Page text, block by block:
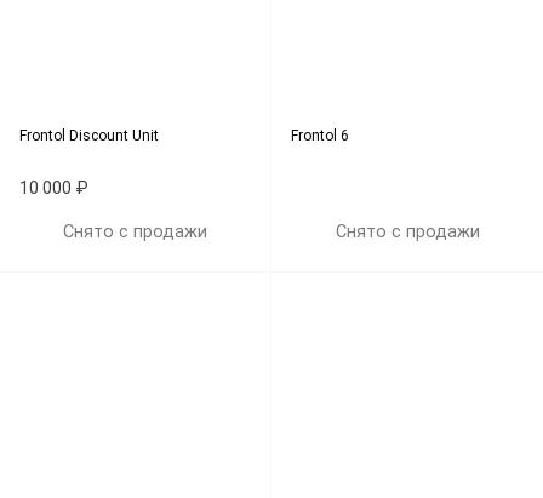
Frontol Discount Unit
10 000 ₽
Снято с продажи
Frontol 6
Снято с продажи